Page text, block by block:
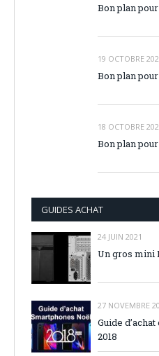
Bon plan
19 OCTOBRE
Bon plan
18 OCTOBRE
Bon plan
GUIDES ACHAT
24 JUIN 2021
Un gros mini
27 NOVEMBRE
Guide
2018